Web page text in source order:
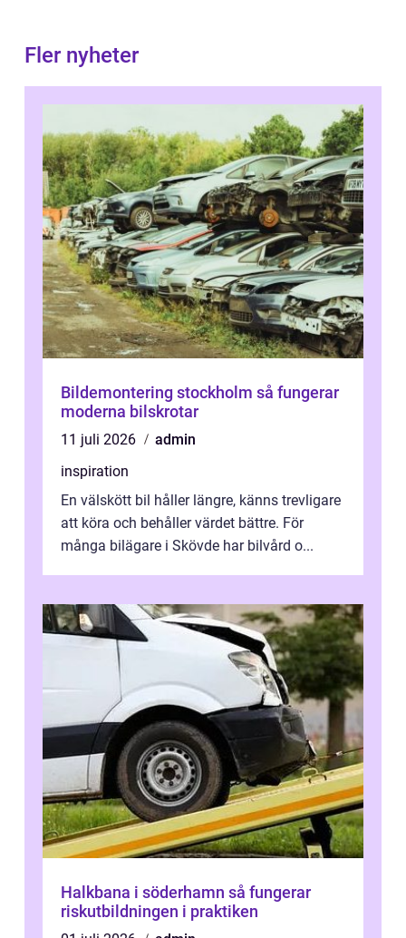
Fler nyheter
Bildemontering stockholm så fungerar
moderna bilskrotar
11 juli 2026
admin
inspiration
En välskött bil håller längre, känns trevligare
att köra och behåller värdet bättre. För
många bilägare i Skövde har bilvård o...
Halkbana i söderhamn så fungerar
riskutbildningen i praktiken